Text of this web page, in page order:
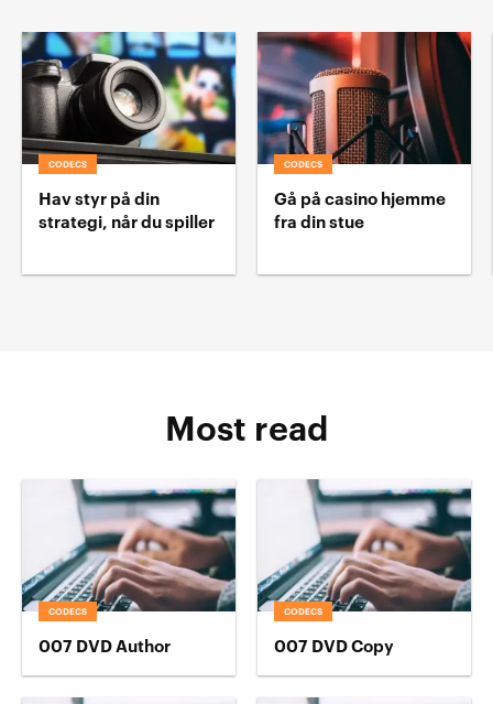
CODECS
Hav styr på din
strategi, når du spiller
CODECS
Gå på casino hjemme
fra din stue
Most read
CODECS
007 DVD Author
CODECS
007 DVD Copy